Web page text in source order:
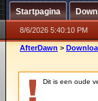
Startpagina
8/6/2026 5:40:10 PM
AfterDawn >
Dit is een oude